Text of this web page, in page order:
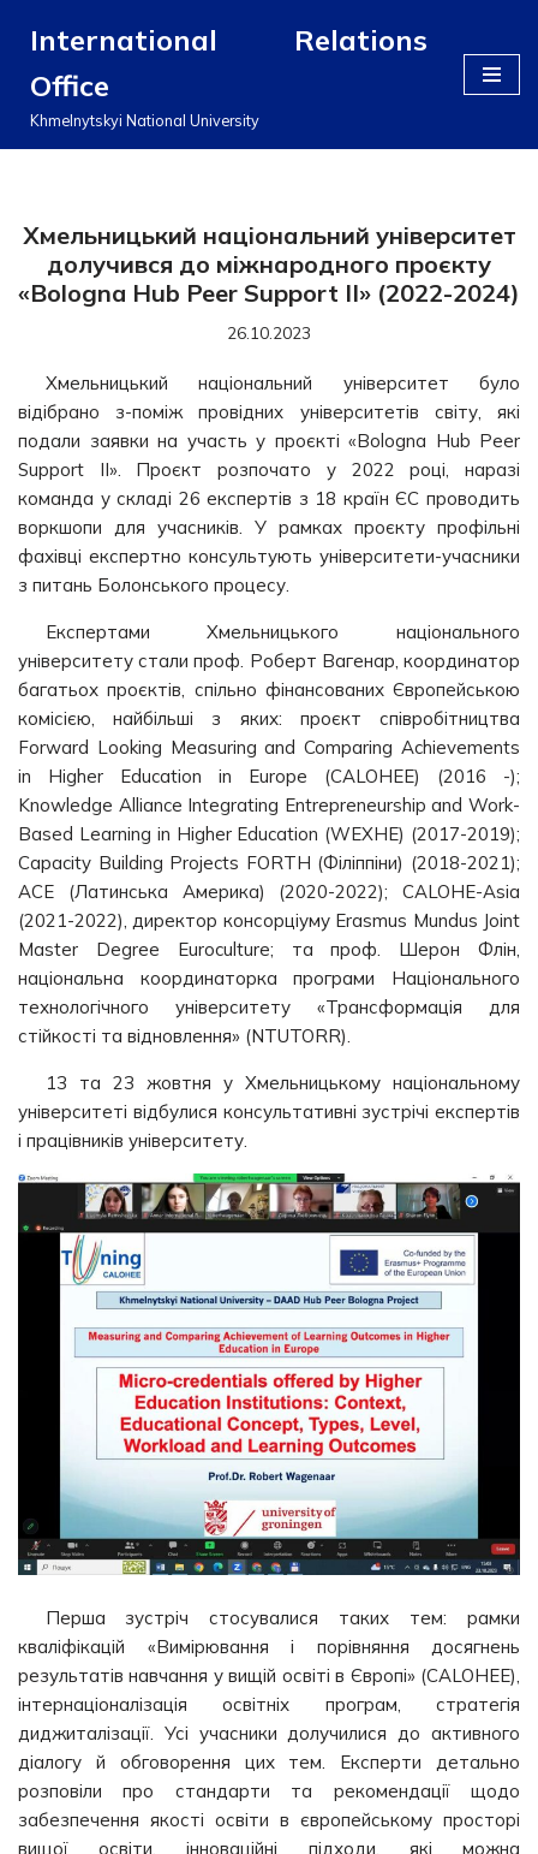
до
вмісту
International Relations
Office
Khmelnytskyi National University
Хмельницький національний університет
долучився до міжнародного проєкту
«Bologna Hub Peer Support II» (2022-2024)
26.10.2023
Хмельницький національний університет було
відібрано з-поміж провідних університетів світу, які
подали заявки на участь у проєкті «Bologna Hub Peer
Support II». Проєкт розпочато у 2022 році, наразі
команда у складі 26 експертів з 18 країн ЄС проводить
воркшопи для учасників. У рамках проєкту профільні
фахівці експертно консультують університети-учасники
з питань Болонського процесу.
Експертами Хмельницького національного
університету стали проф. Роберт Вагенар, координатор
багатьох проєктів, спільно фінансованих Європейською
комісією, найбільші з яких: проєкт співробітництва
Forward Looking Measuring and Comparing Achievements
in Higher Education in Europe (CALOHEE) (2016 -);
Knowledge Alliance Integrating Entrepreneurship and Work-
Based Learning in Higher Education (WEXHE) (2017-2019);
Capacity Building Projects FORTH (Філіппіни) (2018-2021);
ACE (Латинська Америка) (2020-2022); CALOHE-Asia
(2021-2022), директор консорціуму Erasmus Mundus Joint
Master Degree Euroculture; та проф. Шерон Флін,
національна координаторка програми Національного
технологічного університету «Трансформація для
стійкості та відновлення» (NTUTORR).
13 та 23 жовтня у Хмельницькому національному
університеті відбулися консультативні зустрічі експертів
і працівників університету.
Перша зустріч стосувалися таких тем: рамки
кваліфікацій «Вимірювання і порівняння досягнень
результатів навчання у вищій освіті в Європі» (CALOHEE),
інтернаціоналізація освітніх програм, стратегія
диджиталізації. Усі учасники долучилися до активного
діалогу й обговорення цих тем. Експерти детально
розповіли про стандарти та рекомендації щодо
забезпечення якості освіти в європейському просторі
вищої освіти, інноваційні підходи, які можна